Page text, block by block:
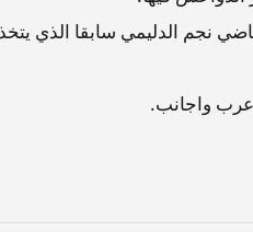
نجم الدليمي سابقا الذي
عرب واجانب.